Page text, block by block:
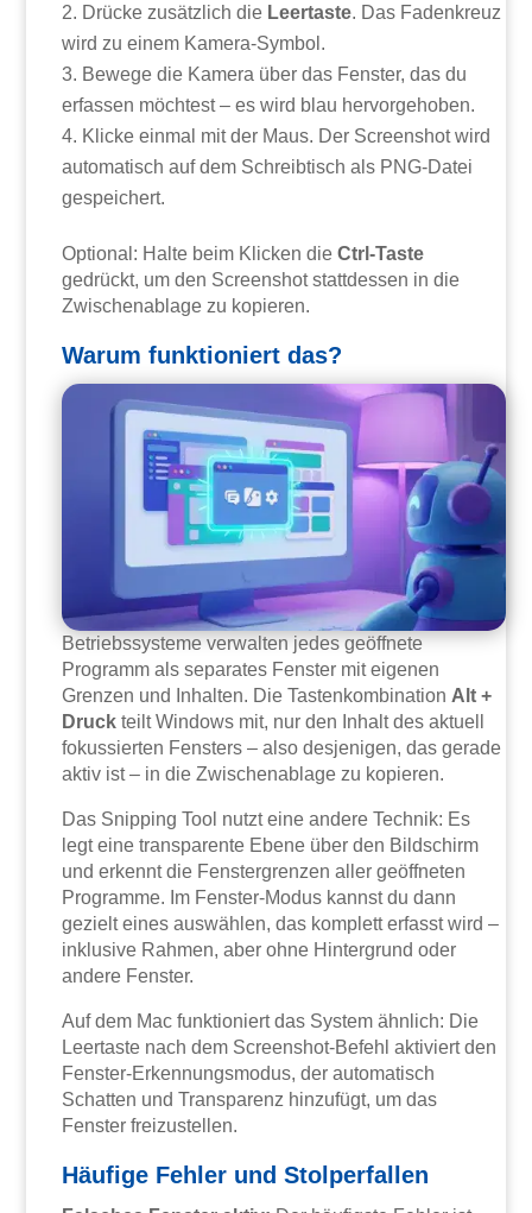
Drücke zusätzlich die Leertaste. Das Fadenkreuz
wird zu einem Kamera-Symbol.
Bewege die Kamera über das Fenster, das du
erfassen möchtest – es wird blau hervorgehoben.
Klicke einmal mit der Maus. Der Screenshot wird
automatisch auf dem Schreibtisch als PNG-Datei
gespeichert.
Optional: Halte beim Klicken dieCtrl-Taste
gedrückt, um den Screenshot stattdessen in die
Zwischenablage zu kopieren.
Warum funktioniert das?
Betriebssysteme verwalten jedes geöffnete
Programm als separates Fenster mit eigenen
Grenzen und Inhalten. Die Tastenkombination Alt +
Druck teilt Windows mit, nur den Inhalt des aktuell
fokussierten Fensters – also desjenigen, das gerade
aktiv ist – in die Zwischenablage zu kopieren.
Das Snipping Tool nutzt eine andere Technik: Es
legt eine transparente Ebene über den Bildschirm
und erkennt die Fenstergrenzen aller geöffneten
Programme. Im Fenster-Modus kannst du dann
gezielt eines auswählen, das komplett erfasst wird –
inklusive Rahmen, aber ohne Hintergrund oder
andere Fenster.
Auf dem Mac funktioniert das System ähnlich: Die
Leertaste nach dem Screenshot-Befehl aktiviert den
Fenster-Erkennungsmodus, der automatisch
Schatten und Transparenz hinzufügt, um das
Fenster freizustellen.
Häufige Fehler und Stolperfallen